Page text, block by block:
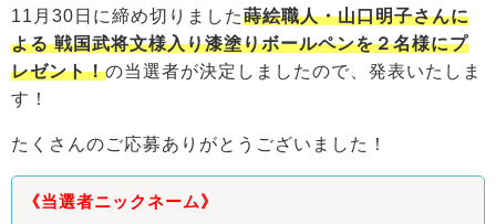
11月30日に締め切りました蒔絵職人・山口明子さんに
よる 戦国武将文様入り漆塗りボールペンを２名様にプ
レゼント！の当選者が決定しましたので、発表いたしま
す！
たくさんのご応募ありがとうございました！
《当選者ニックネーム》